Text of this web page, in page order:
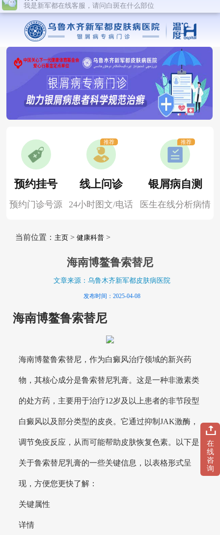
预约挂号
预约门诊号源
线上问诊
24小时图文/电话
推荐
银屑病自测
医生在线分析病情
推荐
当前位置： 主页> 健康科普>
海南博鳌鲁索替尼
文章来源：乌鲁木齐新军都皮肤病医院
发布时间：2025-04-08
海南博鳌鲁索替尼
海南博鳌鲁索替尼，作为白癜风治疗领域的新兴药
物，其核心成分是鲁索替尼乳膏。这是一种非激素类
的处方药，主要用于治疗12岁及以上患者的非节段型
白癜风以及部分类型的皮炎。它通过抑制JAK激酶，
调节免疫反应，从而可能帮助皮肤恢复色素。以下是
关于鲁索替尼乳膏的一些关键信息，以表格形式呈
现，方便您更快了解：
关键属性
详情
在
线
咨
询